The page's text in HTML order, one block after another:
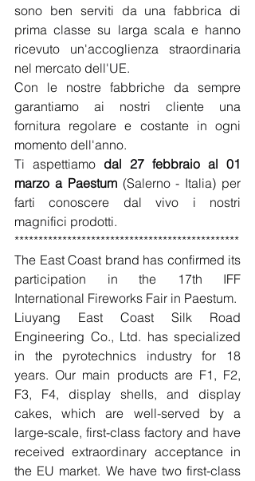
sono ben serviti da una fabbrica di
prima classe su larga scala e hanno
ricevuto un'accoglienza straordinaria
nel mercato dell'UE.
Con le nostre fabbriche da sempre
garantiamo ai nostri cliente una
fornitura regolare e costante in ogni
momento dell'anno.
Ti aspettiamo dal 27 febbraio al 01
marzo a Paestum (Salerno - Italia) per
farti conoscere dal vivo i nostri
magnifici prodotti.
***********************************************
The East Coast brand has confirmed its
participation in the 17th IFF
International Fireworks Fair in Paestum.
Liuyang East Coast Silk Road
Engineering Co., Ltd. has specialized
in the pyrotechnics industry for 18
years. Our main products are F1, F2,
F3, F4, display shells, and display
cakes, which are well-served by a
large-scale, first-class factory and have
received extraordinary acceptance in
the EU market. We have two first-class